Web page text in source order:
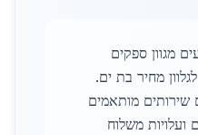
מגוון ספקים
מחיר בת ים.
שירותים מותאמים
משלוח